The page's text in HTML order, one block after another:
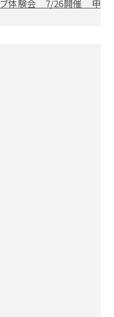
ブ体験会 7/26開催 申